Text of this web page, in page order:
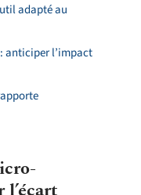
adapté au
anticiper l’impact